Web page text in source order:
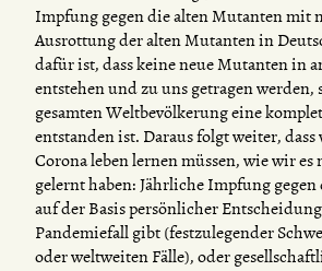
Impfung gegen die alten Mutanten mit
Ausrottung der alten Mutanten in
dafür ist, dass keine neue Mutanten in
entstehen und zu uns getragen
gesamten Weltbevölkerung eine
entstanden ist. Daraus folgt weiter,
Corona leben lernen müssen, wie wir
gelernt haben: Jährliche Impfung
auf der Basis persönlicher
Pandemiefall gibt (festzulegender
oder weltweiten Fälle), oder